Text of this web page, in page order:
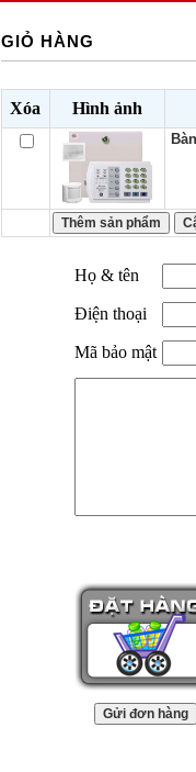
GIỎ HÀNG
Xóa Hình ảnh
Họ & tên
Điện thoại
Mã bảo mật